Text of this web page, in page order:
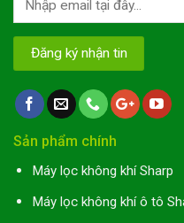
Sản phẩm chính
Máy lọc không khí Sharp
Máy lọc không khí ô tô